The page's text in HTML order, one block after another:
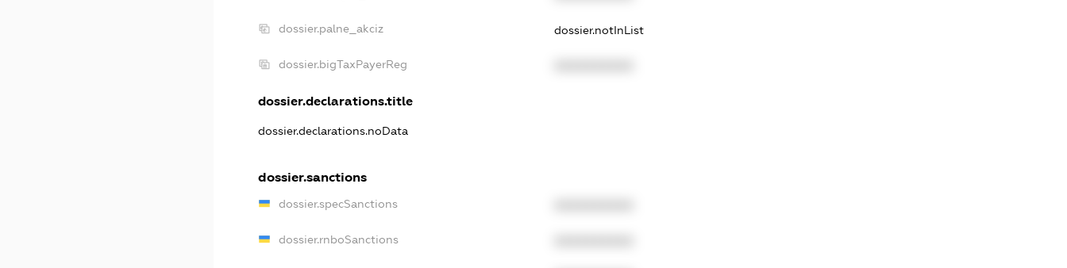
dossier.palne_akciz dossier.notInList
dossier.bigTaxPayerReg
dossier.declarations.title
dossier.declarations.noData
dossier.sanctions
dossier.specSanctions
dossier.rnboSanctions